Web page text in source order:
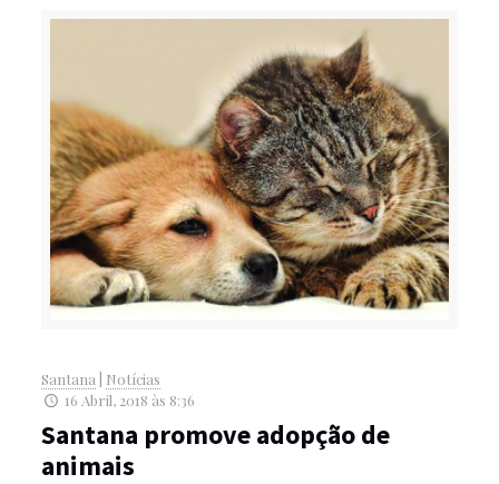
Santana
Notícias
16 Abril, 2018 às 8:36
Santana promove adopção de
animais